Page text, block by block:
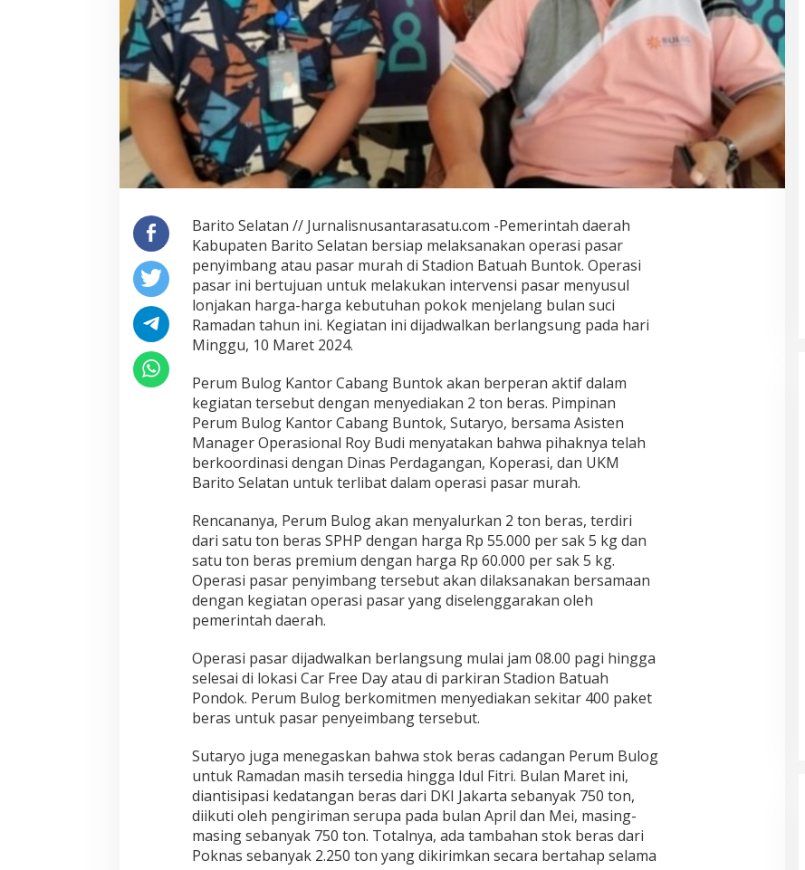
a
r
i
t
o
S
e
l
a
n
e
l
a
r
O
p
e
r
a
i
P
a
s
a
r
P
n
y
i
m
b
a
n
i
S
t
a
o
n
B
a
u
a
Barito Selatan // Jurnalisnusantarasatu.com -Pemerintah daerah
Kabupaten Barito Selatan bersiap melaksanakan operasi pasar
penyimbang atau pasar murah di Stadion Batuah Buntok. Operasi
pasar ini bertujuan untuk melakukan intervensi pasar menyusul
lonjakan harga-harga kebutuhan pokok menjelang bulan suci
Ramadan tahun ini. Kegiatan ini dijadwalkan berlangsung pada hari
Minggu, 10 Maret 2024.
Perum Bulog Kantor Cabang Buntok akan berperan aktif dalam
kegiatan tersebut dengan menyediakan 2 ton beras. Pimpinan
Perum Bulog Kantor Cabang Buntok, Sutaryo, bersama Asisten
Manager Operasional Roy Budi menyatakan bahwa pihaknya telah
berkoordinasi dengan Dinas Perdagangan, Koperasi, dan UKM
Barito Selatan untuk terlibat dalam operasi pasar murah.
Rencananya, Perum Bulog akan menyalurkan 2 ton beras, terdiri
dari satu ton beras SPHP dengan harga Rp 55.000 per sak 5 kg dan
satu ton beras premium dengan harga Rp 60.000 per sak 5 kg.
Operasi pasar penyimbang tersebut akan dilaksanakan bersamaan
dengan kegiatan operasi pasar yang diselenggarakan oleh
pemerintah daerah.
Operasi pasar dijadwalkan berlangsung mulai jam 08.00 pagi hingga
selesai di lokasi Car Free Day atau di parkiran Stadion Batuah
Pondok. Perum Bulog berkomitmen menyediakan sekitar 400 paket
beras untuk pasar penyeimbang tersebut.
Sutaryo juga menegaskan bahwa stok beras cadangan Perum Bulog
untuk Ramadan masih tersedia hingga Idul Fitri. Bulan Maret ini,
diantisipasi kedatangan beras dari DKI Jakarta sebanyak 750 ton,
diikuti oleh pengiriman serupa pada bulan April dan Mei, masing-
masing sebanyak 750 ton. Totalnya, ada tambahan stok beras dari
Poknas sebanyak 2.250 ton yang dikirimkan secara bertahap selama